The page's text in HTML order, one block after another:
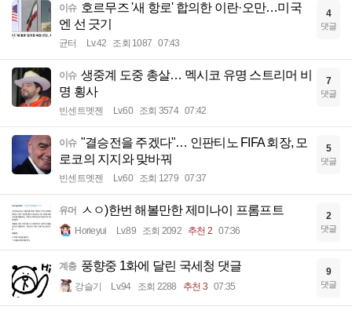
이슈 호르무즈 '새 항로' 합의한 이란·오만…미국
엔 선 긋기
균터 Lv.42 조회 1087 07:43
4
댓글
이슈 생중계 도중 총살… 멕시코 유명 스트리머 비
명 횡사
빈센트멧젠 Lv.60 조회 3574 07:42
7
댓글
이슈 "결승전을 주겠다"… 인판티노 FIFA 회장, 모
로코의 지지와 맞바꿔
빈센트멧젠 Lv.60 조회 1279 07:37
5
댓글
유머 ㅅㅇ)한번 해볼만한 제미나이 프롬프트
Horieyui Lv.89 조회 2092 추천 2 07:36
2
댓글
계층 풍향중 1화에 달린 국세청 댓글
강슬기 Lv.94 조회 2288 추천 3 07:35
9
댓글